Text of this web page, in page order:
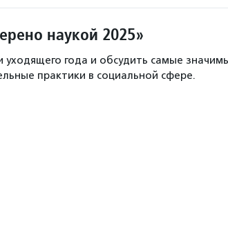
наукой 2025»
года и обсудить самые
практики в социальной сфере.